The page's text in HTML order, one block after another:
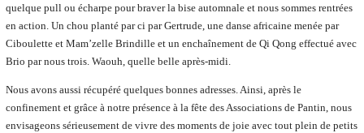
quelque pull ou écharpe pour braver la bise automnale et nous sommes rentrées
en action. Un chou planté par ci par Gertrude, une danse africaine menée par
Ciboulette et Mam’zelle Brindille et un enchaînement de Qi Qong effectué avec
Brio par nous trois. Waouh, quelle belle après-midi.
Nous avons aussi récupéré quelques bonnes adresses. Ainsi, après le
confinement et grâce à notre présence à la fête des Associations de Pantin, nous
envisageons sérieusement de vivre des moments de joie avec tout plein de petits